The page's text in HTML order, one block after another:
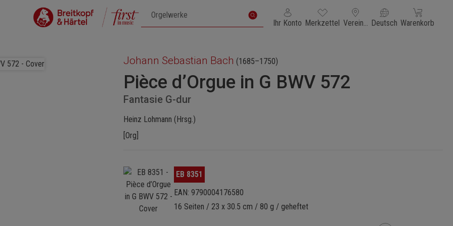
Ihr Konto Du hast 0 Produkte auf dem Merkzettel
Merkzettel Vereinigte Staaten von Amerika
Deutsch Warenkorb
Warenkorb
Johann Sebastian Bach (1685–1750)
Pièce d’Orgue in G BWV 572
Fantasie G-dur
Heinz Lohmann (Hrsg.)
[Org]
Bildergalerie überspringen
EB 8351
EAN: 9790004176580
16 Seiten / 23 x 30.5 cm / 80 g / geheftet